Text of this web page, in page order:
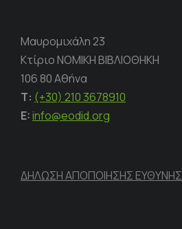
Μαυρομιχάλη 23
Κτίριο ΝΟΜΙΚΗ ΒΙΒΛΙΟΘΗΚΗ
106 80 Αθήνα
Τ: (+30) 210 3678910
E:info@eodid.org
ΔΗΛΩΣΗ ΑΠΟΠΟΙΗΣΗΣ ΕΥΘΥΝΗΣ